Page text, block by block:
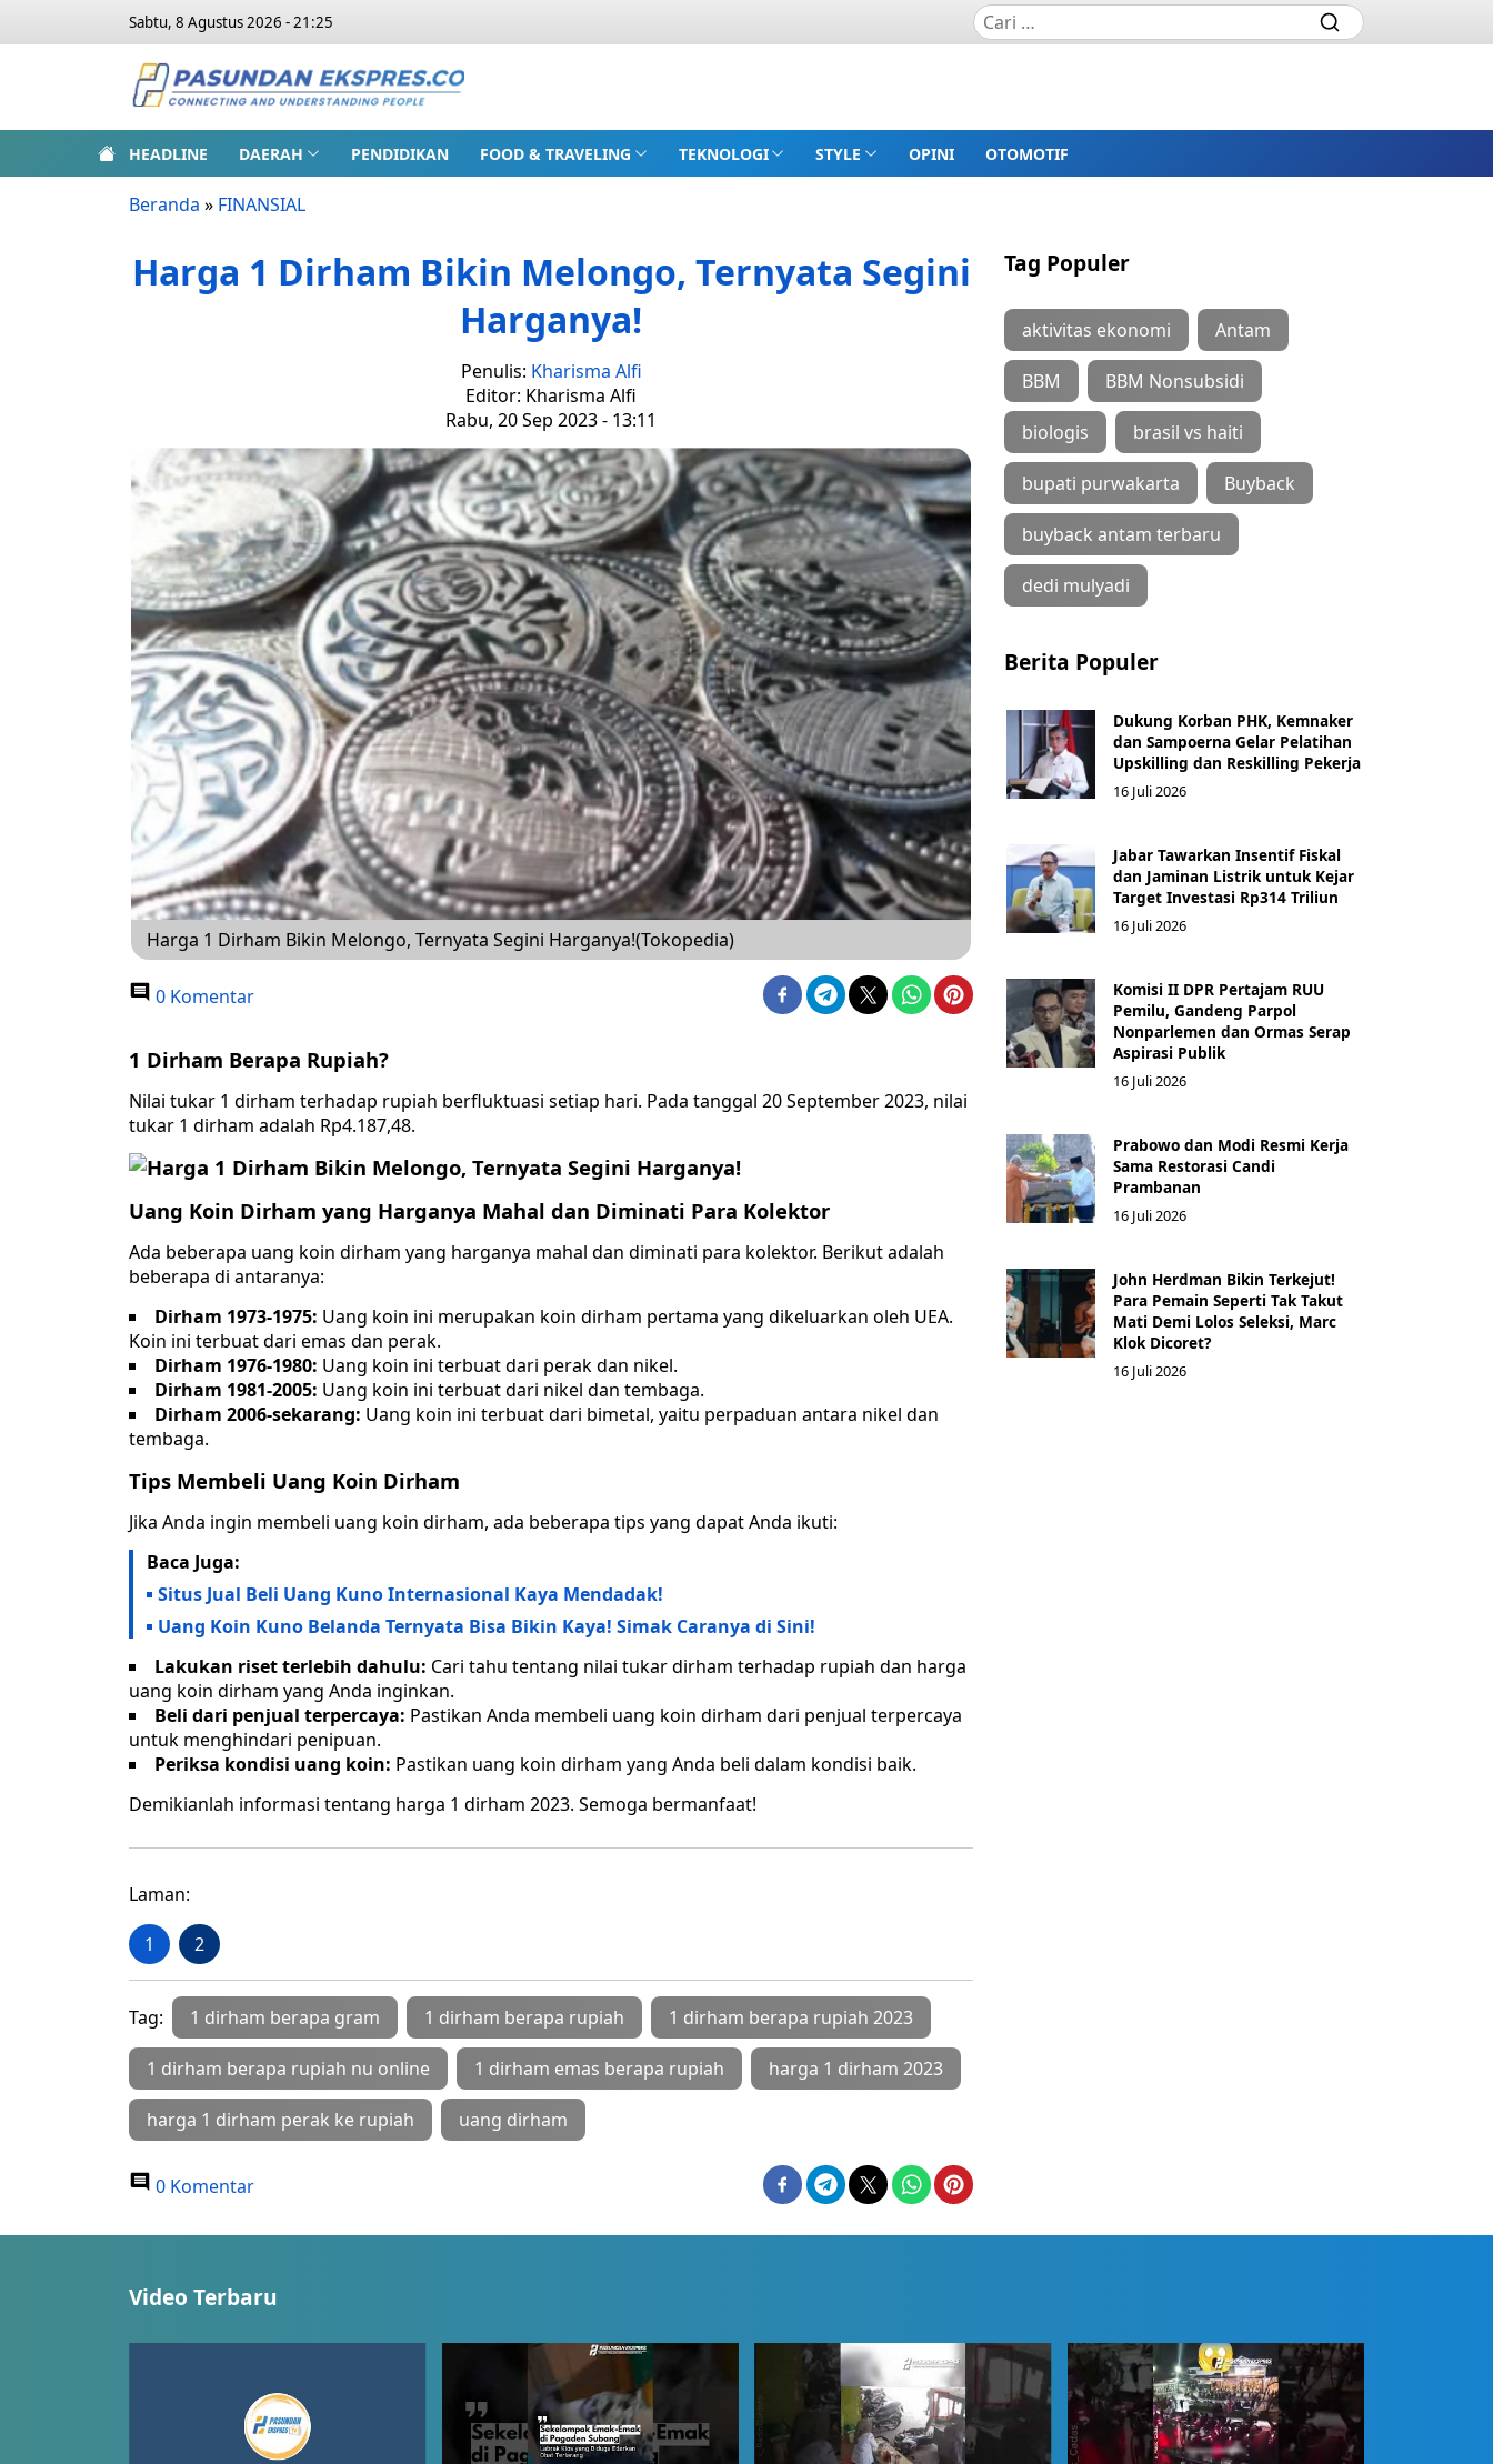
Sabtu, 8 Agustus 2026 - 21:25
HEADLINE DAERAH PENDIDIKAN FOOD & TRAVELING TEKNOLOGI STYLE OPINI OTOMOTIF
Beranda » FINANSIAL
Harga 1 Dirham Bikin Melongo, Ternyata Segini
Harganya!
Penulis: Kharisma Alfi
Editor: Kharisma Alfi
Rabu, 20 Sep 2023 - 13:11
Harga 1 Dirham Bikin Melongo, Ternyata Segini Harganya!(Tokopedia)
0 Komentar
1 Dirham Berapa Rupiah?
Nilai tukar 1 dirham terhadap rupiah berfluktuasi setiap hari. Pada tanggal 20 September 2023, nilai
tukar 1 dirham adalah Rp4.187,48.
Uang Koin Dirham yang Harganya Mahal dan Diminati Para Kolektor
Ada beberapa uang koin dirham yang harganya mahal dan diminati para kolektor. Berikut adalah
beberapa di antaranya:
Dirham 1973-1975: Uang koin ini merupakan koin dirham pertama yang dikeluarkan oleh UEA.
Koin ini terbuat dari emas dan perak.
Dirham 1976-1980: Uang koin ini terbuat dari perak dan nikel.
Dirham 1981-2005: Uang koin ini terbuat dari nikel dan tembaga.
Dirham 2006-sekarang: Uang koin ini terbuat dari bimetal, yaitu perpaduan antara nikel dan
tembaga.
Tips Membeli Uang Koin Dirham
Jika Anda ingin membeli uang koin dirham, ada beberapa tips yang dapat Anda ikuti:
Baca Juga:
Situs Jual Beli Uang Kuno Internasional Kaya Mendadak!
Uang Koin Kuno Belanda Ternyata Bisa Bikin Kaya! Simak Caranya di Sini!
Lakukan riset terlebih dahulu: Cari tahu tentang nilai tukar dirham terhadap rupiah dan harga
uang koin dirham yang Anda inginkan.
Beli dari penjual terpercaya: Pastikan Anda membeli uang koin dirham dari penjual terpercaya
untuk menghindari penipuan.
Periksa kondisi uang koin: Pastikan uang koin dirham yang Anda beli dalam kondisi baik.
Demikianlah informasi tentang harga 1 dirham 2023. Semoga bermanfaat!
Laman:
1 2
Tag: 1 dirham berapa gram 1 dirham berapa rupiah 1 dirham berapa rupiah 2023
1 dirham berapa rupiah nu online 1 dirham emas berapa rupiah harga 1 dirham 2023
harga 1 dirham perak ke rupiah uang dirham
0 Komentar
Tag Populer
aktivitas ekonomi Antam
BBM BBM Nonsubsidi
biologis brasil vs haiti
bupati purwakarta Buyback
buyback antam terbaru
dedi mulyadi
Berita Populer
Dukung Korban PHK, Kemnaker
dan Sampoerna Gelar Pelatihan
Upskilling dan Reskilling Pekerja
16 Juli 2026
Jabar Tawarkan Insentif Fiskal
dan Jaminan Listrik untuk Kejar
Target Investasi Rp314 Triliun
16 Juli 2026
Komisi II DPR Pertajam RUU
Pemilu, Gandeng Parpol
Nonparlemen dan Ormas Serap
Aspirasi Publik
16 Juli 2026
Prabowo dan Modi Resmi Kerja
Sama Restorasi Candi
Prambanan
16 Juli 2026
John Herdman Bikin Terkejut!
Para Pemain Seperti Tak Takut
Mati Demi Lolos Seleksi, Marc
Klok Dicoret?
16 Juli 2026
Video Terbaru